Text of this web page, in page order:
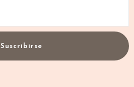
Suscribirse